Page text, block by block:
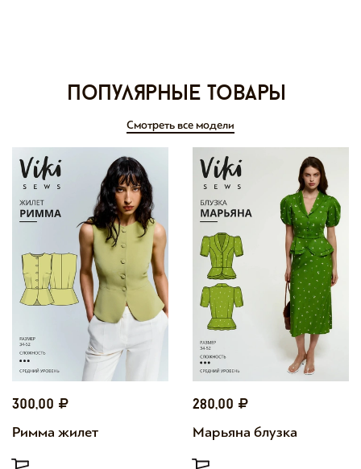
Популярные товары
Смотреть все модели
300,00
Римма жилет
280,00
Марьяна блузка